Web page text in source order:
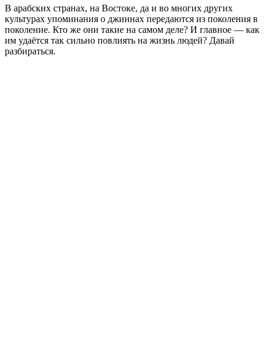
В арабских странах, на Востоке, да и во многих других
культурах упоминания о джиннах передаются из поколения в
поколение. Кто же они такие на самом деле? И главное — как
им удаётся так сильно повлиять на жизнь людей? Давай
разбираться.